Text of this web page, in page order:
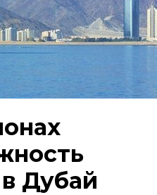
Дубай